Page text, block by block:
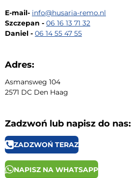
E-mail- info@husaria-remo.nl
Szczepan - 06 16 13 71 32
Daniel - 06 14 55 47 55
Adres:
Asmansweg 104
2571 DC Den Haag
Zadzwoń lub napisz do nas:
ZADZWOŃ TERAZ
NAPISZ NA WHATSAPP